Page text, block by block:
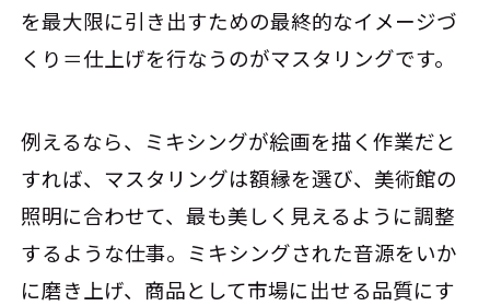
を最大限に引き出すための最終的なイメージづ
くり＝仕上げを行なうのがマスタリングです。
例えるなら、ミキシングが絵画を描く作業だと
すれば、マスタリングは額縁を選び、美術館の
照明に合わせて、最も美しく見えるように調整
するような仕事。ミキシングされた音源をいか
に磨き上げ、商品として市場に出せる品質にす